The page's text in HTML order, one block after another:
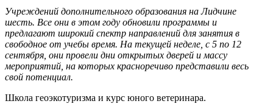
Учреждений дополнительного образования на Лидчине
шесть. Все они в этом году обновили программы и
предлагают широкий спектр направлений для занятия в
свободное от учебы время. На текущей неделе, с 5 по 12
сентября, они провели дни открытых дверей и массу
мероприятий, на которых красноречиво представили весь
свой потенциал.
Школа геоэкотуризма и курс юного ветеринара.